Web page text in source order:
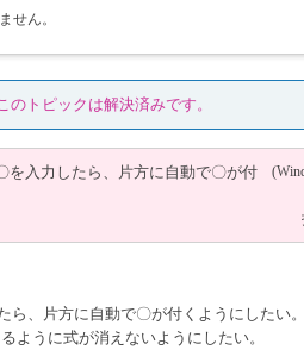
せん。
このトピックは解決済みです。
を入力したら、片方に自動で〇が付
、片方に自動で〇が付くようにしたい。
ように式が消えないようにしたい。